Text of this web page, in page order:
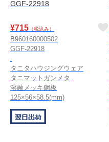
GGF-22918
¥715 （税込み）
B960160000502
GGF-22918
-
タニタハウジングウェア
タニマットガンメタ
溶融メッキ鋼板
125×56×58.5(mm)